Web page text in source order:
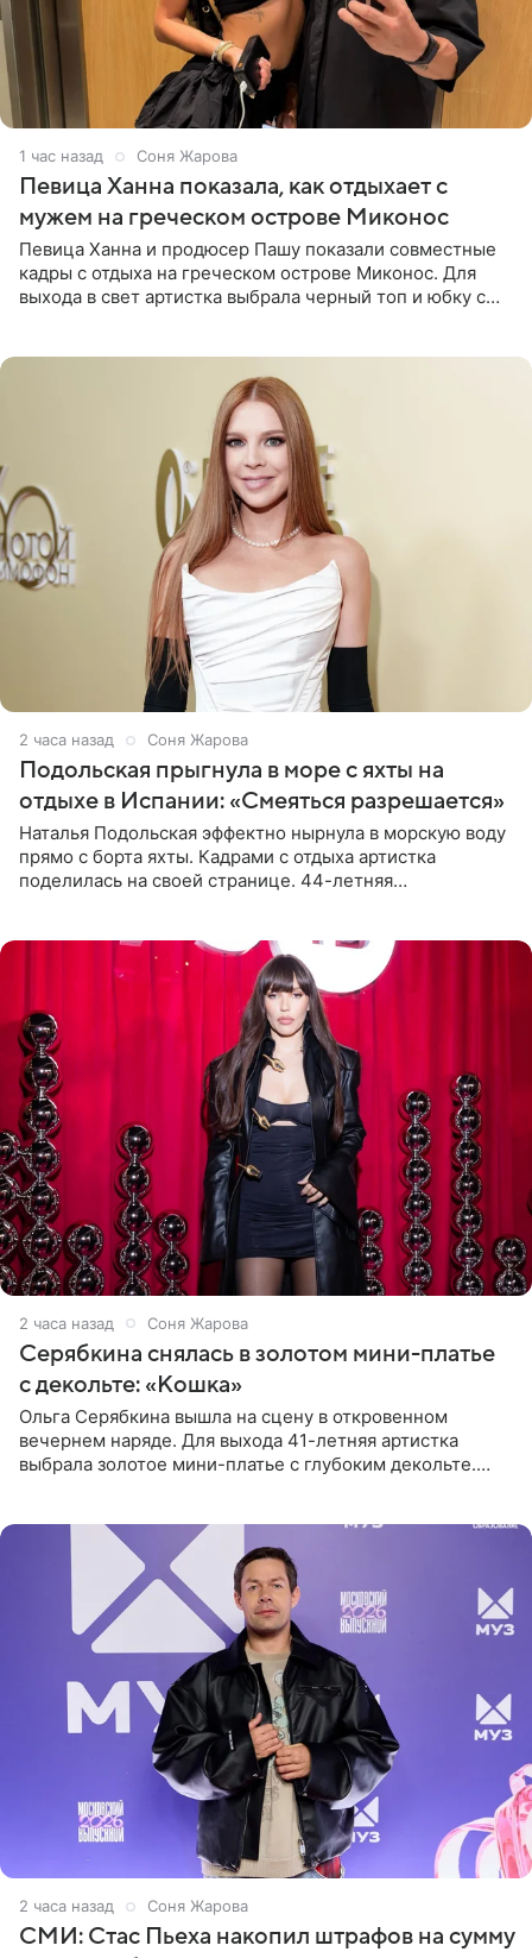
1 час назад Соня Жарова
Певица Ханна показала, как отдыхает с
мужем на греческом острове Миконос
Певица Ханна и продюсер Пашу показали совместные
кадры с отдыха на греческом острове Миконос. Для
выхода в свет артистка выбрала черный топ и юбку с
2 часа назад Соня Жарова
Подольская прыгнула в море с яхты на
отдыхе в Испании: «Смеяться разрешается»
Наталья Подольская эффектно нырнула в морскую воду
прямо с борта яхты. Кадрами с отдыха артистка
поделилась на своей странице. 44-летняя
2 часа назад Соня Жарова
Серябкина снялась в золотом мини-платье
с декольте: «Кошка»
Ольга Серябкина вышла на сцену в откровенном
вечернем наряде. Для выхода 41-летняя артистка
выбрала золотое мини-платье с глубоким декольте.
2 часа назад Соня Жарова
СМИ: Стас Пьеха накопил штрафов на сумму